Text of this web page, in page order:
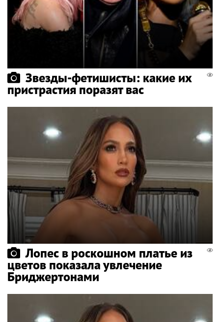
Звезды-фетишисты: какие их
пристрастия поразят вас
Лопес в роскошном платье из
цветов показала увлечение
Бриджертонами